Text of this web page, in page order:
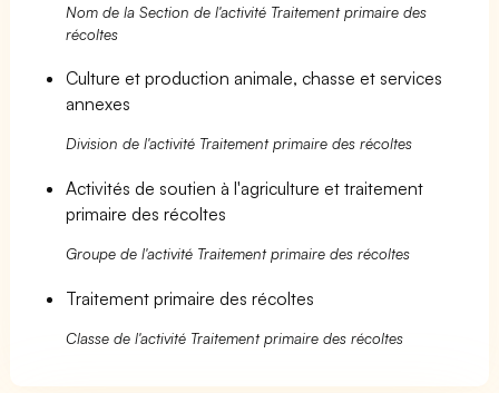
Nom de la Section de l'activité Traitement primaire des
récoltes
Culture et production animale, chasse et services
annexes
Division de l'activité Traitement primaire des récoltes
Activités de soutien à l'agriculture et traitement
primaire des récoltes
Groupe de l'activité Traitement primaire des récoltes
Traitement primaire des récoltes
Classe de l'activité Traitement primaire des récoltes